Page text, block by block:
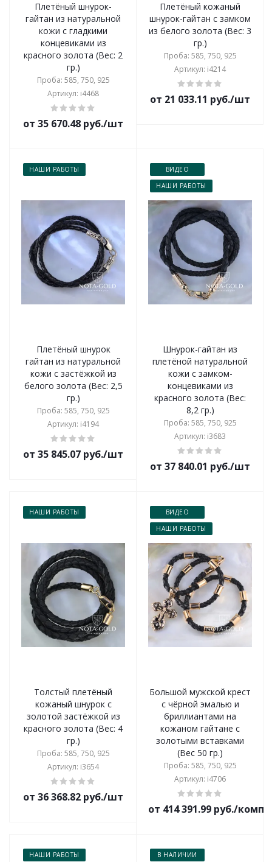
Плетёный шнурок-
гайтан из натуральной
кожи с гладкими
концевиками из
красного золота (Вес: 2
гр.)
Проба: 585, 750, 925
Артикул: i4468
от 35 670.48 руб./шт
Плетёный кожаный
шнурок-гайтан с замком
из белого золота (Вес: 3
гр.)
Проба: 585, 750, 925
Артикул: i4214
от 21 033.11 руб./шт
НАШИ РАБОТЫ
Плетёный шнурок
гайтан из натуральной
кожи с застёжкой из
белого золота (Вес: 2,5
гр.)
Проба: 585, 750, 925
Артикул: i4194
от 35 845.07 руб./шт
ВИДЕО
НАШИ РАБОТЫ
Шнурок-гайтан из
плетёной натуральной
кожи с замком-
концевиками из
красного золота (Вес:
8,2 гр.)
Проба: 585, 750, 925
Артикул: i3683
от 37 840.01 руб./шт
НАШИ РАБОТЫ
Толстый плетёный
кожаный шнурок с
золотой застёжкой из
красного золота (Вес: 4
гр.)
Проба: 585, 750, 925
Артикул: i3654
от 36 368.82 руб./шт
ВИДЕО
НАШИ РАБОТЫ
Большой мужской крест
с чёрной эмалью и
бриллиантами на
кожаном гайтане с
золотыми вставками
(Вес 50 гр.)
Проба: 585, 750, 925
Артикул: i4706
от 414 391.99 руб./
НАШИ РАБОТЫ
В НАЛИЧИИ